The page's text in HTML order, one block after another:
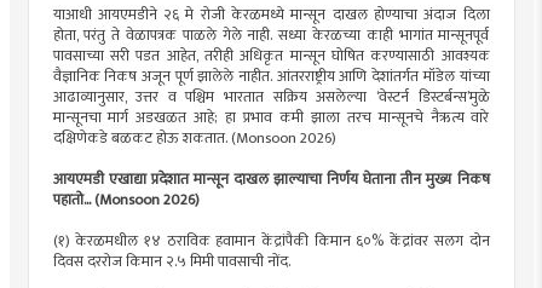
याआधी आयएमडीने २६ मे रोजी केरळमध्ये मान्सून दाखल होण्याचा अंदाज दिला
होता, परंतु ते वेळापत्रक पाळले गेले नाही. सध्या केरळच्या काही भागांत मान्सूनपूर्व
पावसाच्या सरी पडत आहेत, तरीही अधिकृत मान्सून घोषित करण्यासाठी आवश्यक
वैज्ञानिक निकष अजून पूर्ण झालेले नाहीत. आंतरराष्ट्रीय आणि देशांतर्गत मॉडेल यांच्या
आढाव्यानुसार, उत्तर व पश्चिम भारतात सक्रिय असलेल्या ‘वेस्टर्न डिस्टर्बन्स’मुळे
मान्सूनचा मार्ग अडखळत आहे; हा प्रभाव कमी झाला तरच मान्सूनचे नैऋत्य वारे
दक्षिणेकडे बळकट होऊ शकतात. (Monsoon 2026)
आयएमडी एखाद्या प्रदेशात मान्सून दाखल झाल्याचा निर्णय घेताना तीन मुख्य निकष
पहातो... (Monsoon 2026)
(१) केरळमधील १४ ठराविक हवामान केंद्रांपैकी किमान ६०% केंद्रांवर सलग दोन
दिवस दररोज किमान २.५ मिमी पावसाची नोंद.